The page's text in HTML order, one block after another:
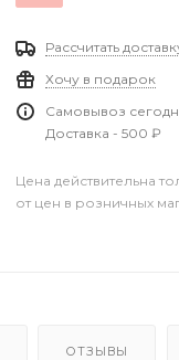
Рассчитать
Хочу в подарок
Самовывоз
Доставка - 500 ₽
Цена действительна
от цен в розничных
ОТЗЫВЫ